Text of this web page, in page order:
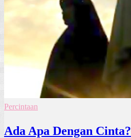
Percintaan
Ada Apa Dengan Cinta?